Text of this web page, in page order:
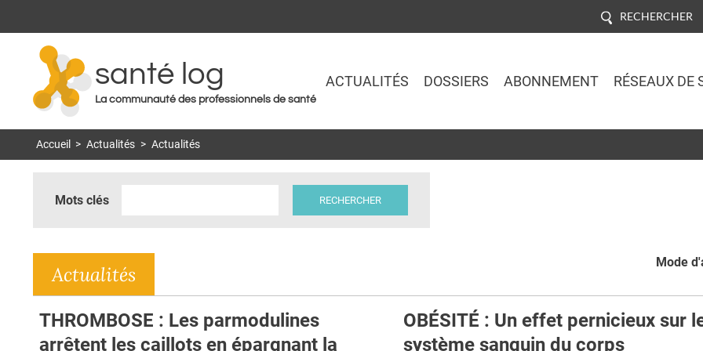
RECHERCHER
santé log
La communauté des professionnels de santé
ACTUALITÉS DOSSIERS ABONNEMENT RÉSEAUX DE
Accueil > Actualités > Actualités
Mots clés
Mode
Actualités
THROMBOSE : Les parmodulines
arrêtent les caillots en épargnant la
OBÉSITÉ : Un effet pernicieux sur
système sanguin du corps